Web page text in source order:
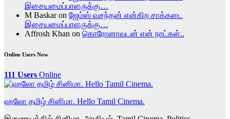
இசையமைப்பாளருக்கு…
M Baskaron ஜேம்ஸ் வசந்தன் என்கிற சாக்கடை
இசையமைப்பாளருக்கு…
Affrosh Khan on கொரோனாவுடன் என் நாட்கள்..
Online Users Now
111 Users Online
ஹலோ தமிழ் சினிமா. Hello Tamil Cinema.